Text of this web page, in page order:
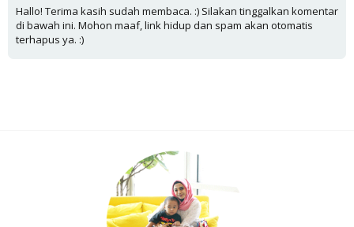
Hallo! Terima kasih sudah membaca. :) Silakan tinggalkan komentar
di bawah ini. Mohon maaf, link hidup dan spam akan otomatis
terhapus ya. :)